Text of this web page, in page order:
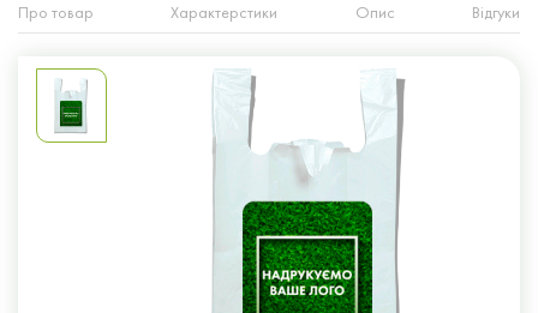
Про товар Характерстики Опис Відгуки